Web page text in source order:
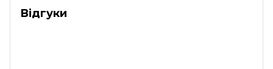
Відгуки